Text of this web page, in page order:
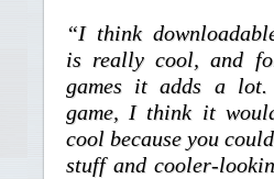
“I think
is really cool, and
games it adds a
game, I think it
cool because you
stuff and cooler-